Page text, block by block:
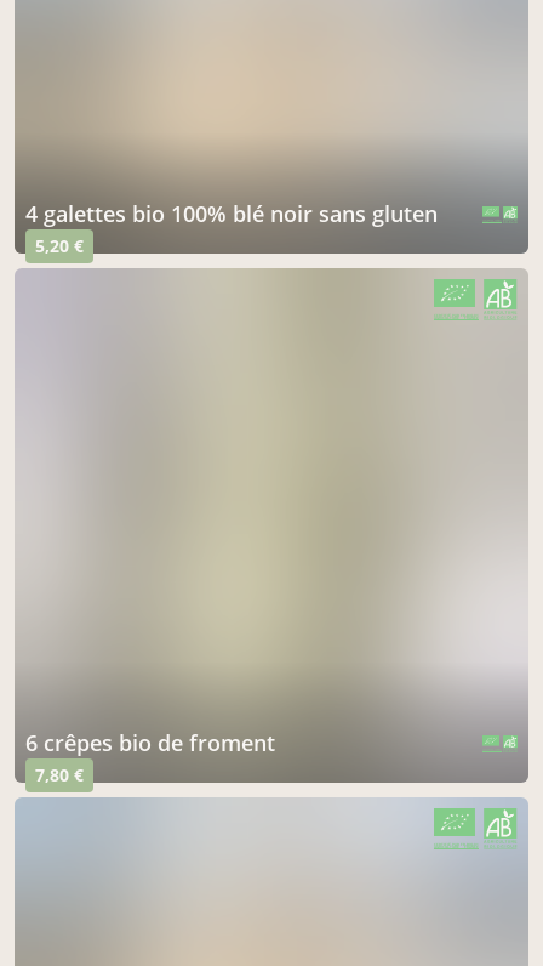
4 galettes bio 100% blé noir sans gluten
5,20 €
6 crêpes bio de froment
7,80 €
CERTIFIÉ PAR FR-BIO-01
AGRICULTURE FRANCE
CERTIFIÉ PAR FR-BIO-01
AGRICULTURE FRANCE